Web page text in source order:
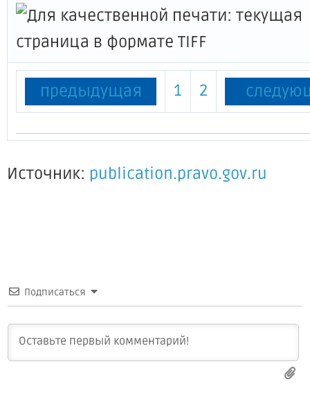
предыдущая 1 2
Источник: publication.pravo.gov.ru
Подписаться